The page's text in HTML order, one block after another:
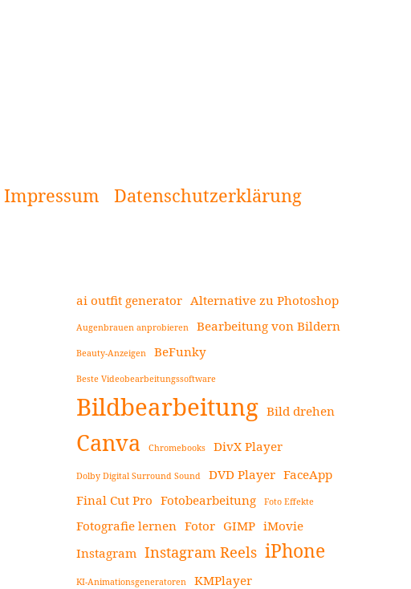
Impressum Datenschutzerklärung
Seitenleiste
ai outfit generator Alternative zu Photoshop
Augenbrauen anprobieren Bearbeitung von Bildern
Beauty-Anzeigen BeFunky
Beste Videobearbeitungssoftware
Bildbearbeitung Bild drehen
Canva Chromebooks DivX Player
Dolby Digital Surround Sound DVD Player FaceApp
Final Cut Pro Fotobearbeitung Foto Effekte
Fotografie lernen Fotor GIMP iMovie
Instagram Instagram Reels iPhone
KI-Animationsgeneratoren KMPlayer